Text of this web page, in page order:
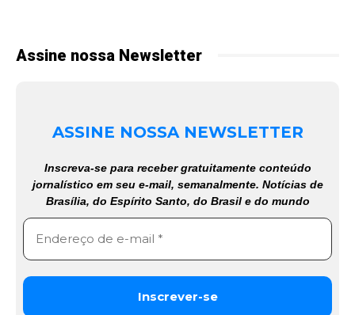
Assine nossa Newsletter
ASSINE NOSSA NEWSLETTER
Inscreva-se para receber gratuitamente conteúdo
jornalístico em seu e-mail, semanalmente. Notícias de
Brasília, do Espírito Santo, do Brasil e do mundo